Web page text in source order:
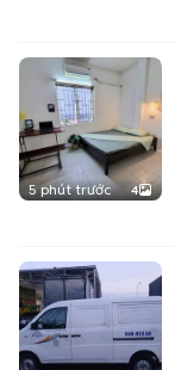
5 phút trước 4